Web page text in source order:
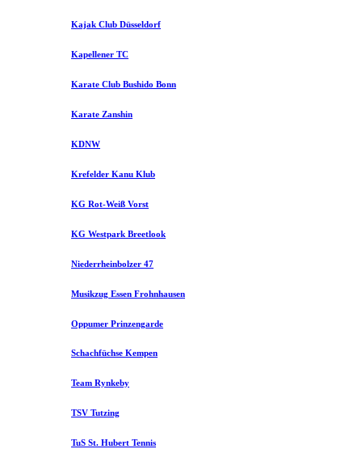
Kajak Club Düsseldorf
Kapellener TC
Karate Club Bushido Bonn
Karate Zanshin
KDNW
Krefelder Kanu Klub
KG Rot-Weiß Vorst
KG Westpark Breetlook
Niederrheinbolzer 47
Musikzug Essen Frohnhausen
Oppumer Prinzengarde
Schachfüchse Kempen
Team Rynkeby
TSV Tutzing
TuS St. Hubert Tennis